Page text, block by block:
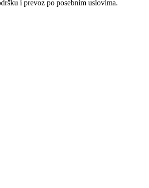
i prevoz po posebnim uslovima.